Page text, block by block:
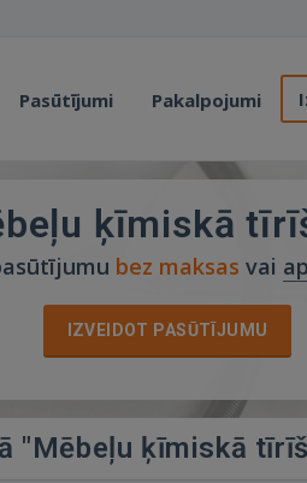
Pasūtījumi Pakalpojumi
ķīmiskā
bez maksas vai
IZVEIDOT PASŪTĪJUMU
"Mēbeļu ķīmiskā